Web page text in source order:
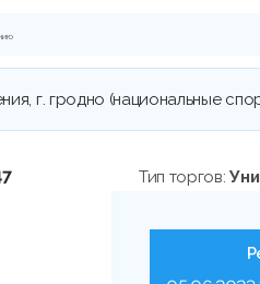
г. гродно (национальные
Тип торгов: